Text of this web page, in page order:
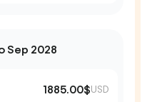
Sep 2028
1885.00$USD